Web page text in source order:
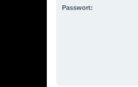
Passwort: